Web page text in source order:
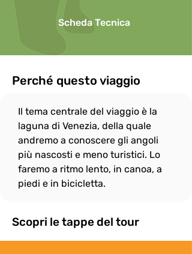
Per questioni di sicurezza l’uso di
"lente" e per questo
necessario, per attendere eventuali
"ritardatari"; ciò non
esenta però i più “pigri” a fare del loro
meglio per non distaccarsi troppo dal
gruppo e rallentare
eccessivamente le attività.
Scheda Tecnica
Perché questo viaggio
Il tema centrale del viaggio è la
laguna di Venezia, della quale
andremo a conoscere gli angoli
più nascosti e meno turistici. Lo
faremo a ritmo lento, in canoa, a
piedi e in bicicletta.
Scopri le tappe del tour